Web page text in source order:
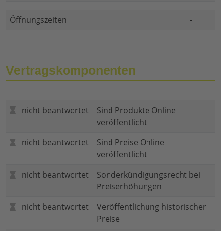
Öffnungszeiten -
Vertragskomponenten
nicht beantwortet
Sind Produkte Online
veröffentlicht
nicht beantwortet
Sind Preise Online
veröffentlicht
nicht beantwortet
Sonderkündigungsrecht bei
Preiserhöhungen
nicht beantwortet
Veröffentlichung historischer
Preise